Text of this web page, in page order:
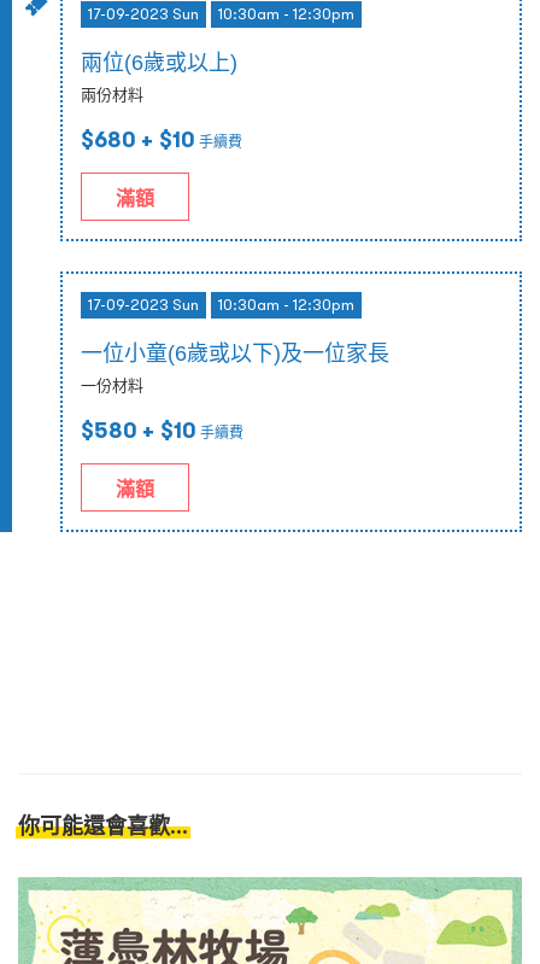
17-09-2023 Sun 10:30am - 12:30pm
兩位(6歲或以上)
兩份材料
$680 + $10 手續費
滿額
17-09-2023 Sun 10:30am - 12:30pm
一位小童(6歲或以下)及一位家長
一份材料
$580 + $10 手續費
滿額
你可能還會喜歡...